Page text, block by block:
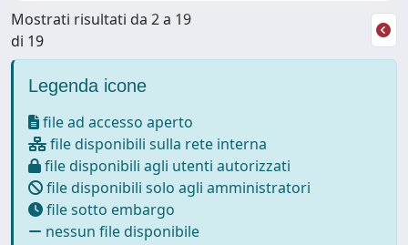
Mostrati risultati da 2 a 19
di 19
Legenda icone
file ad accesso aperto
file disponibili sulla rete interna
file disponibili agli utenti autorizzati
file disponibili solo agli amministratori
file sotto embargo
nessun file disponibile